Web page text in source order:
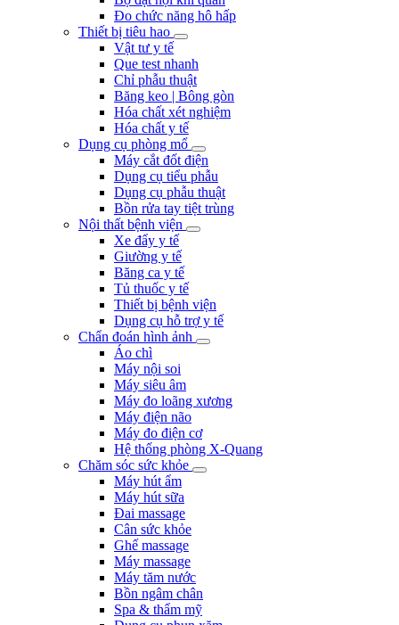
Đo chức năng hô hấp
Thiết bị tiêu hao
Vật tư y tế
Que test nhanh
Chỉ phẫu thuật
Băng keo | Bông gòn
Hóa chất xét nghiệm
Hóa chất y tế
Dụng cụ phòng mổ
Máy cắt đốt điện
Dụng cụ tiểu phẫu
Dụng cụ phẫu thuật
Bồn rửa tay tiệt trùng
Nội thất bệnh viện
Xe đẩy y tế
Giường y tế
Băng ca y tế
Tủ thuốc y tế
Thiết bị bệnh viện
Dụng cụ hỗ trợ y tế
Chẩn đoán hình ảnh
Áo chì
Máy nội soi
Máy siêu âm
Máy đo loãng xương
Máy điện não
Máy đo điện cơ
Hệ thống phòng X-Quang
Chăm sóc sức khỏe
Máy hút ẩm
Máy hút sữa
Đai massage
Cân sức khỏe
Ghế massage
Máy massage
Máy tăm nước
Bồn ngâm chân
Spa & thẩm mỹ